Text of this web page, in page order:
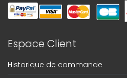
Espace Client
Historique de commande